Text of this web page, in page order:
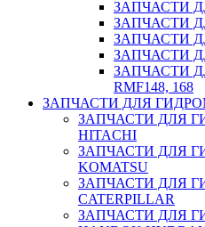
ЗАПЧАСТИ
ЗАПЧАСТИ
ЗАПЧАСТИ
ЗАПЧАСТИ
ЗАПЧАСТИ
RMF148, 168
ЗАПЧАСТИ ДЛЯ
ЗАПЧАСТИ ДЛЯ
HITACHI
ЗАПЧАСТИ ДЛЯ
KOMATSU
ЗАПЧАСТИ ДЛЯ
CATERPILLAR
ЗАПЧАСТИ ДЛЯ